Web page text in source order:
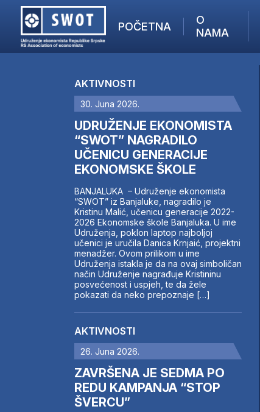
POČETNA
O
NAMA
AKTUELNO
ANALIZE
KOMPANIJE
FINANSIJE
IZ STRANIH MEDIJA
AKTIVNOSTI
SWOT INTERVJU
UČLANI SE
KONTAKT
AKTIVNOSTI
30. Juna 2026.
UDRUŽENJE EKONOMISTA
“SWOT” NAGRADILO
UČENICU GENERACIJE
EKONOMSKE ŠKOLE
BANJALUKA – Udruženje ekonomista
“SWOT” iz Banjaluke, nagradilo je
Kristinu Malić, učenicu generacije 2022-
2026 Ekonomske škole Banjaluka. U ime
Udruženja, poklon laptop najboljoj
učenici je uručila Danica Krnjaić, projektni
menadžer. Ovom prilikom u ime
Udruženja istakla je da na ovaj simboličan
način Udruženje nagrađuje Kristininu
posvećenost i uspjeh, te da žele
pokazati da neko prepoznaje […]
AKTIVNOSTI
26. Juna 2026.
ZAVRŠENA JE SEDMA PO
REDU KAMPANJA “STOP
ŠVERCU”